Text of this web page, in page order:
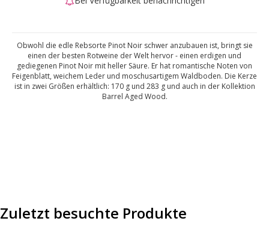
Obwohl die edle Rebsorte Pinot Noir schwer anzubauen ist, bringt sie
einen der besten Rotweine der Welt hervor - einen erdigen und
gediegenen Pinot Noir mit heller Säure. Er hat romantische Noten von
Feigenblatt, weichem Leder und moschusartigem Waldboden. Die Kerze
ist in zwei Größen erhältlich: 170 g und 283 g und auch in der Kollektion
Barrel Aged Wood.
Zuletzt besuchte Produkte